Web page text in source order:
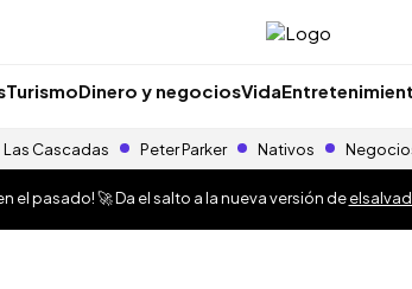
TurismoDinero y negociosVida
Las Cascadas Peter Parker Nativos
el pasado! 🚀 Da el salto a la nueva versión de